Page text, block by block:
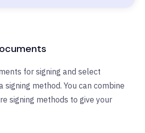
for signing and select
signing method. You can combine
signing methods to give your